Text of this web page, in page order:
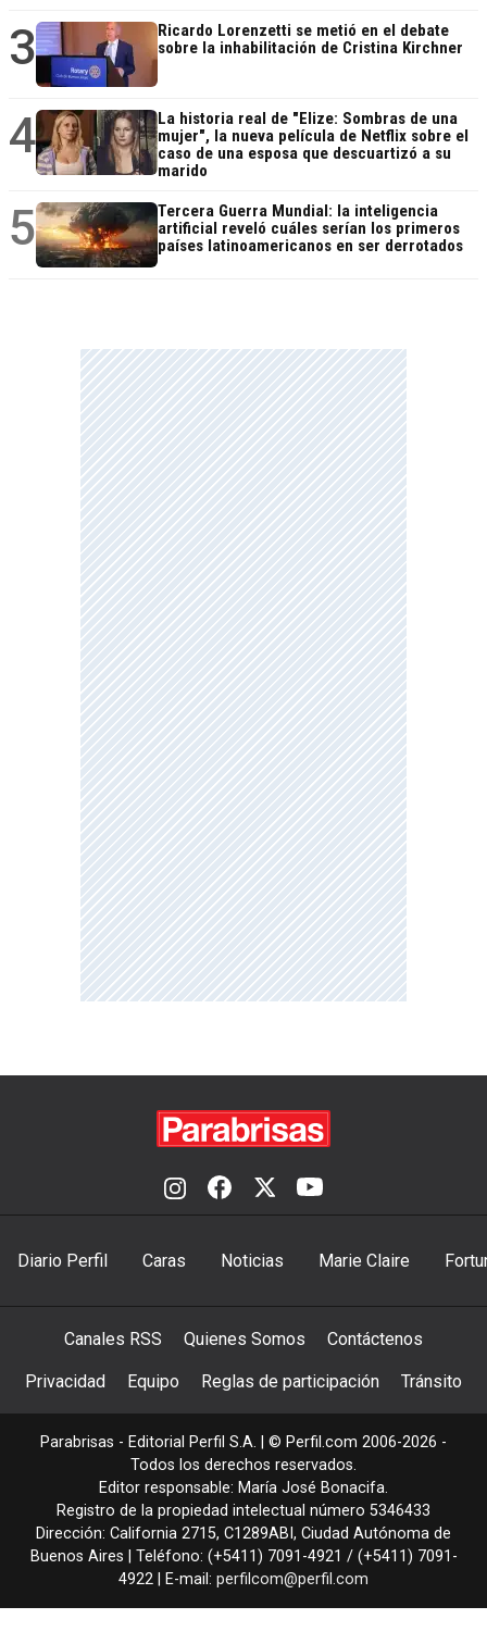
3
Ricardo Lorenzetti se metió en el debate
sobre la inhabilitación de Cristina Kirchner
4
La historia real de "Elize: Sombras de una
mujer", la nueva película de Netflix sobre el
caso de una esposa que descuartizó a su
marido
5
Tercera Guerra Mundial: la inteligencia
artificial reveló cuáles serían los primeros
países latinoamericanos en ser derrotados
Diario Perfil Caras Noticias Marie Claire
Canales RSS Quienes Somos Contáctenos
Privacidad Equipo Reglas de participación Tránsito
Parabrisas - Editorial Perfil S.A. | © Perfil.com 2006-2026 -
Todos los derechos reservados.
Editor responsable: María José Bonacifa.
Registro de la propiedad intelectual número 5346433
Dirección: California 2715, C1289ABI , Ciudad Autónoma de
Buenos Aires | Teléfono: (+5411) 7091-4921 / (+5411) 7091-
4922 | E-mail: perfilcom@perfil.com